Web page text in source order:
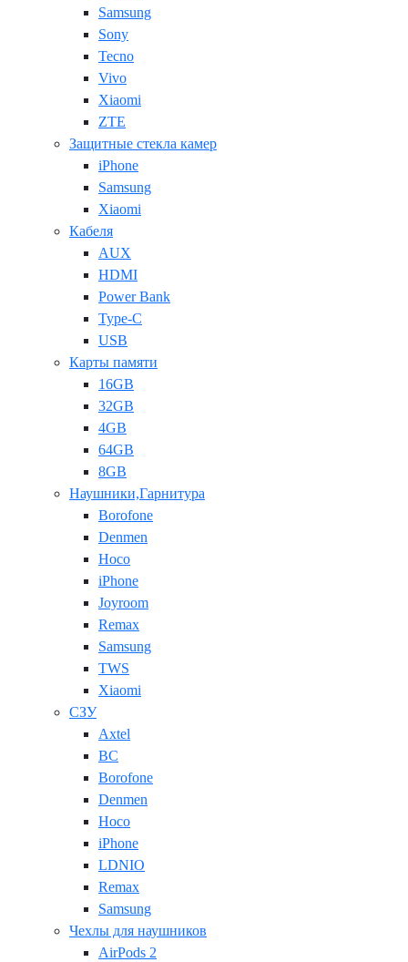
Samsung
Sony
Tecno
Vivo
Xiaomi
ZTE
Защитные стекла камер
iPhone
Samsung
Xiaomi
Кабеля
AUX
HDMI
Power Bank
Type-C
USB
Карты памяти
16GB
32GB
4GB
64GB
8GB
Наушники,Гарнитура
Borofone
Denmen
Hoco
iPhone
Joyroom
Remax
Samsung
TWS
Xiaomi
СЗУ
Axtel
BC
Borofone
Denmen
Hoco
iPhone
LDNIO
Remax
Samsung
Чехлы для наушников
AirPods 2